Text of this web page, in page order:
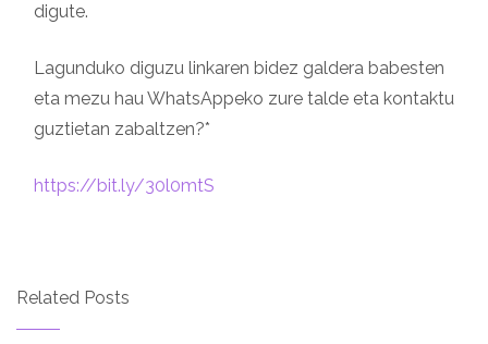
digute.
Lagunduko diguzu linkaren bidez galdera babesten
eta mezu hau WhatsAppeko zure talde eta kontaktu
guztietan zabaltzen?*
https://bit.ly/30l0mtS
Related Posts